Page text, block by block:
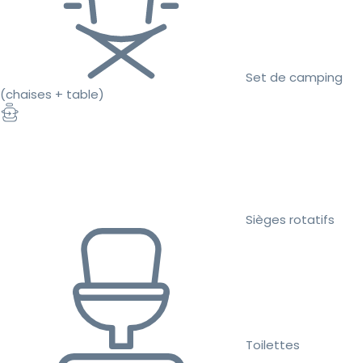
Set de camping
(chaises + table)
Sièges rotatifs
Toilettes